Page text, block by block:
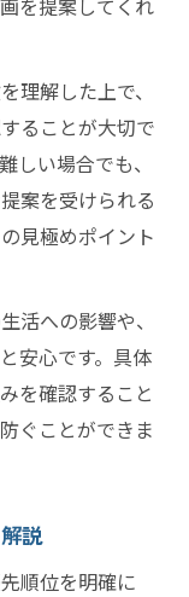
理解した上で、
ることが大切で
しい場合でも、
案を受けられる
見極めポイント
活への影響や、
安心です。具体
を確認すること
ぐことができま
説
順位を明確に